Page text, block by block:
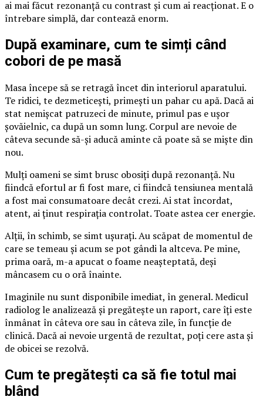
ai mai făcut rezonanță cu contrast și cum ai reacționat. E o
întrebare simplă, dar contează enorm.
După examinare, cum te simți când
cobori de pe masă
Masa începe să se retragă încet din interiorul aparatului.
Te ridici, te dezmeticești, primești un pahar cu apă. Dacă ai
stat nemișcat patruzeci de minute, primul pas e ușor
șovăielnic, ca după un somn lung. Corpul are nevoie de
câteva secunde să-și aducă aminte că poate să se miște din
nou.
Mulți oameni se simt brusc obosiți după rezonanță. Nu
fiindcă efortul ar fi fost mare, ci fiindcă tensiunea mentală
a fost mai consumatoare decât crezi. Ai stat încordat,
atent, ai ținut respirația controlat. Toate astea cer energie.
Alții, în schimb, se simt ușurați. Au scăpat de momentul de
care se temeau și acum se pot gândi la altceva. Pe mine,
prima oară, m-a apucat o foame neașteptată, deși
mâncasem cu o oră înainte.
Imaginile nu sunt disponibile imediat, în general. Medicul
radiolog le analizează și pregătește un raport, care îți este
înmânat în câteva ore sau în câteva zile, în funcție de
clinică. Dacă ai nevoie urgentă de rezultat, poți cere asta și
de obicei se rezolvă.
Cum te pregătești ca să fie totul mai
blând